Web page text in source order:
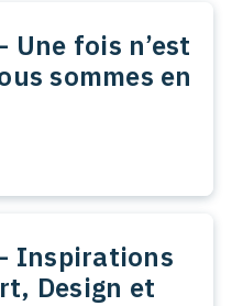
fois n’est
sommes en
Inspirations
Design et